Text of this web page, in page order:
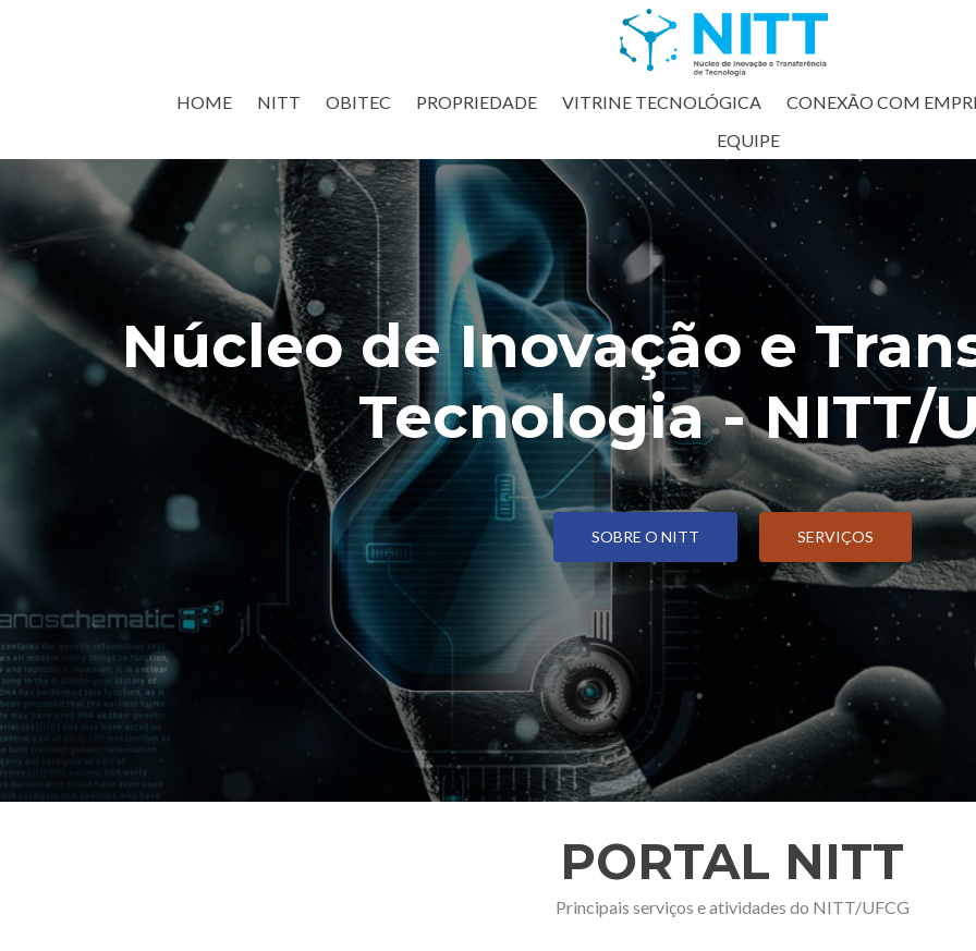
HOME NITT OBITEC PROPRIEDADE VITRINE TECNOLÓGICA
CONEXÃO COM
EQUIPE
Núcleo de Inovação e
Tecnologia - NITT/
SOBRE O NITT SERVIÇOS
PORTAL NITT
Principais serviços e atividades do NITT/UFCG